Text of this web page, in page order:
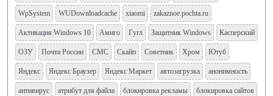
WpSystem WUDownloadcache xiaomi zakaznoe.pochta.ru
Активация Windows 10 Амиго Гугл Защитник Windows Касперский
ОЗУ Почта России СМС Скайп Советник Хром Ютуб
Яндекс Яндекс Браузер Яндекс Маркет автозагрузка анонимность
антивирус атрибут для файла блокировка рекламы блокировка сайтов